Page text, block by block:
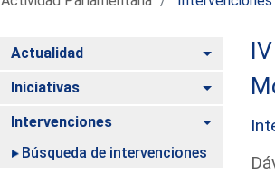
Actualidad Alternar
Iniciativas Alternar
Intervenciones
Alternar
Búsqueda de intervenciones